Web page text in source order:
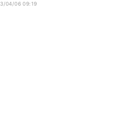
04/06 09:19